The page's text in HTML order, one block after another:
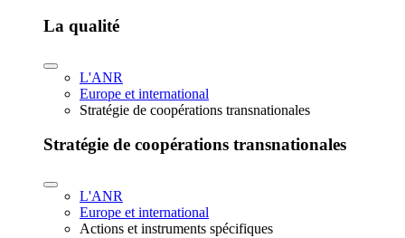
La qualité
L'ANR
Europe et international
Stratégie de coopérations transnationales
Stratégie de coopérations transnationales
L'ANR
Europe et international
Actions et instruments spécifiques